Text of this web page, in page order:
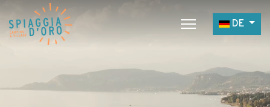
Sprache
DE
Campingplatz